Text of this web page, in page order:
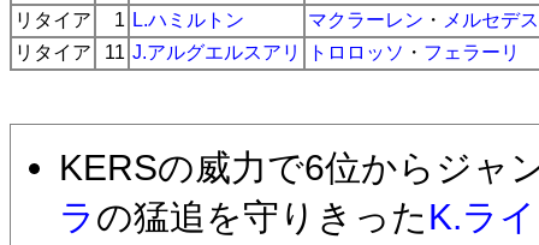
リタイア
1 L.ハミルトン マクラーレン ・ メルセデス
リタイア
11 J.アルグエルスアリ トロロッソ ・ フェラーリ
KERSの威力で6位からジャ
ラ の猛追を守りきった K.ラ